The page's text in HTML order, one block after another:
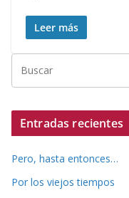
Leer más
Entradas recientes
Pero, hasta entonces…
Por los viejos tiempos